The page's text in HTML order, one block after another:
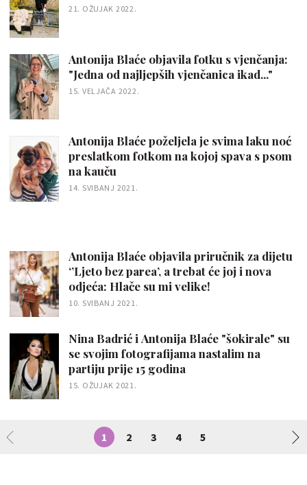
21. OŽUJAK 2022.
Antonija Blaće objavila fotku s vjenčanja:
"Jedna od najljepših vjenčanica ikad..."
15. VELJAČA 2022.
Antonija Blaće poželjela je svima laku noć
preslatkom fotkom na kojoj spava s psom
na kauču
14. SVIBANJ 2021.
Antonija Blaće objavila priručnik za dijetu
‘’Ljeto bez parea’, a trebat će joj i nova
odjeća: Hlače su mi velike!
10. SVIBANJ 2021.
Nina Badrić i Antonija Blaće "šokirale" su
se svojim fotografijama nastalim na
partiju prije 15 godina
15. OŽUJAK 2021.
1 2 3 4 5